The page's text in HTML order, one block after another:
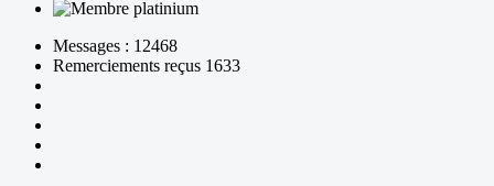
Messages : 12468
Remerciements reçus 1633